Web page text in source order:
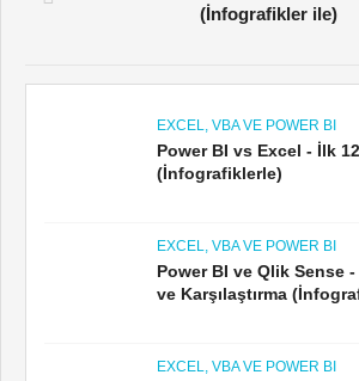
(İnfografikler ile)
EXCEL, VBA VE POWER BI
Power BI vs Excel - İlk
(İnfografiklerle)
EXCEL, VBA VE POWER BI
Power BI ve Qlik Sense -
ve Karşılaştırma
EXCEL, VBA VE POWER BI